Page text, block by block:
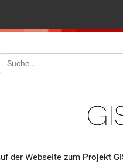
der Webseite zum Projekt